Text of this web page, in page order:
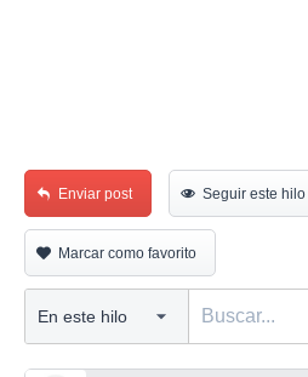
Enviar post Seguir este hilo
Marcar como favorito